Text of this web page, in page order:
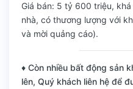
Giá bán: 5 tỷ 600 triệu,
nhà, có thương lượng với
và mời quảng cáo).
♦ Còn nhiều bất động sản
lên, Quý khách liên hệ để